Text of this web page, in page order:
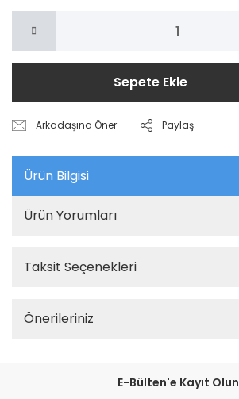
Sepete Ekle
Arkadaşına Öner Paylaş
Ürün Bilgisi
Ürün Yorumları
Taksit Seçenekleri
Önerileriniz
E-Bülten'e Kayıt Olun